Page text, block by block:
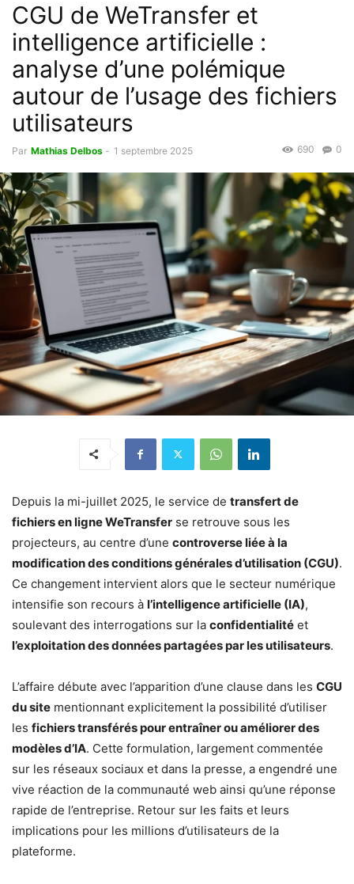
CGU de WeTransfer et
intelligence artificielle :
analyse d’une polémique
autour de l’usage des fichiers
utilisateurs
Par Mathias Delbos - 1 septembre 2025 0
690
Depuis la mi-juillet 2025, le service de transfert de
fichiers en ligne WeTransfer se retrouve sous les
projecteurs, au centre d’une controverse liée à la
modification des conditions générales d’utilisation (CGU).
Ce changement intervient alors que le secteur numérique
intensifie son recours à l’intelligence artificielle (IA),
soulevant des interrogations sur la confidentialité et
l’exploitation des données partagées par les utilisateurs.
L’affaire débute avec l’apparition d’une clause dans les CGU
du site mentionnant explicitement la possibilité d’utiliser
les fichiers transférés pour entraîner ou améliorer des
modèles d’IA. Cette formulation, largement commentée
sur les réseaux sociaux et dans la presse, a engendré une
vive réaction de la communauté web ainsi qu’une réponse
rapide de l’entreprise. Retour sur les faits et leurs
implications pour les millions d’utilisateurs de la
plateforme.